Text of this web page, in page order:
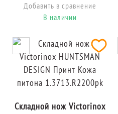
Добавить в сравнение
В наличии
Складной нож Victorinox